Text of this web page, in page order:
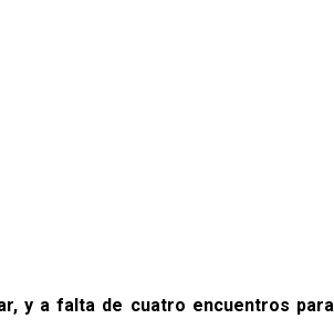
y a falta de cuatro encuentros para